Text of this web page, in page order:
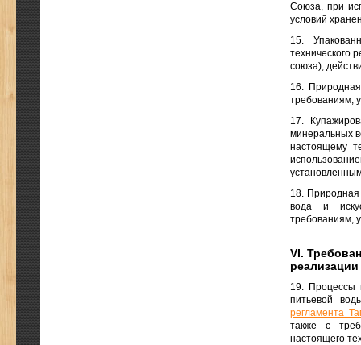
Союза, при
условий
15.
технического
союза),
16.
требованиям,
17.
минеральных
настоящему
18. Природная
вода и
требованиям,
VI.
19. Процессы
питьевой
регламента
также с
настоящего